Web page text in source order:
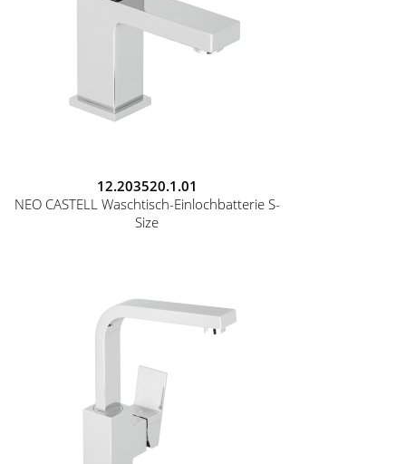
12.203520.1.01
NEO CASTELL Waschtisch-Einlochbatterie S-
Size